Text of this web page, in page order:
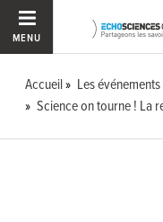
MENU
Accueil
Les événements
Science on tourne ! La